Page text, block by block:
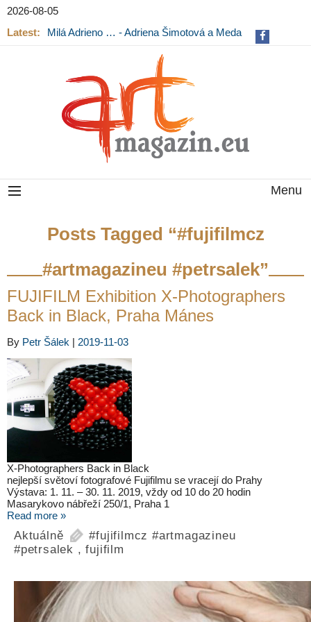
2026-08-05
Latest:
Milá Adrieno … - Adriena Šimotová a Meda
Menu
Posts Tagged “#fujifilmcz
#artmagazineu #petrsalek”
FUJIFILM Exhibition X-Photographers
Back in Black, Praha Mánes
By Petr Šálek | 2019-11-03
X-Photographers Back in Black
nejlepší světoví fotografové Fujifilmu se vracejí do Prahy
Výstava: 1. 11. – 30. 11. 2019, vždy od 10 do 20 hodin
Masarykovo nábřeží 250/1, Praha 1
Read more »
Aktuálně
#fujifilmcz #artmagazineu
#petrsalek ,fujifilm